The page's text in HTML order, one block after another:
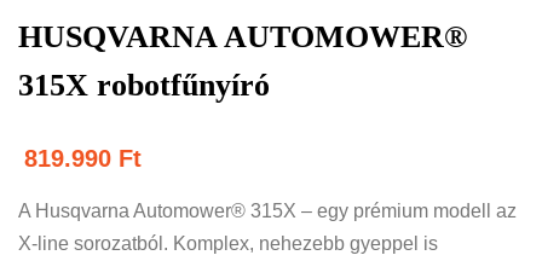
HUSQVARNA AUTOMOWER®
315X robotfűnyíró
819.990 Ft
A Husqvarna Automower® 315X – egy prémium modell az
X-line sorozatból. Komplex, nehezebb gyeppel is